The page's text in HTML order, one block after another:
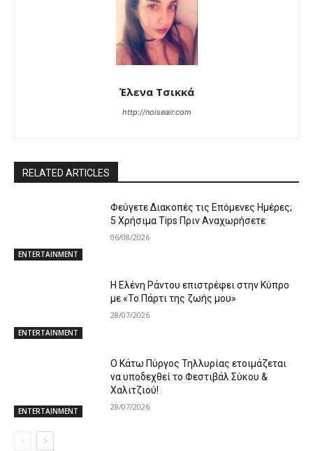
Έλενα Τσικκά
http://noiseair.com
RELATED ARTICLES
ENTERTAINMENT
Φεύγετε Διακοπές τις Επόμενες Ημέρες;
5 Χρήσιμα Tips Πριν Αναχωρήσετε
06/08/2026
ENTERTAINMENT
Η Ελένη Ράντου επιστρέφει στην Κύπρο
με «Το Πάρτι της ζωής μου»
28/07/2026
ENTERTAINMENT
Ο Κάτω Πύργος Τηλλυρίας ετοιμάζεται
να υποδεχθεί το Φεστιβάλ Σύκου &
Χαλιτζιού!
28/07/2026